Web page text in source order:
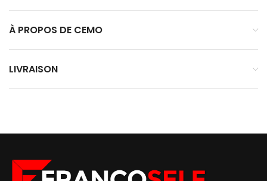
À PROPOS DE CEMO
LIVRAISON